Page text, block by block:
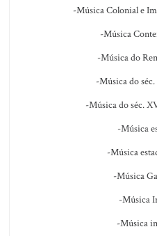
-Música Colonial e
-Música
-Música do
-Música do
-Música do séc.
-Música
-Música
-Música
-Música
-Música